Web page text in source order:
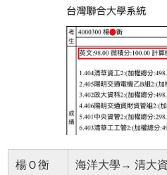
楊Ｏ衡 海洋大學→ 清大